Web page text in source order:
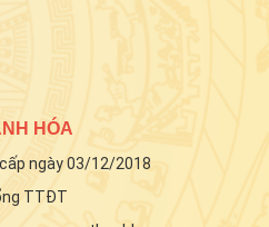
HÓA
ngày 03/12/2018
TTĐT